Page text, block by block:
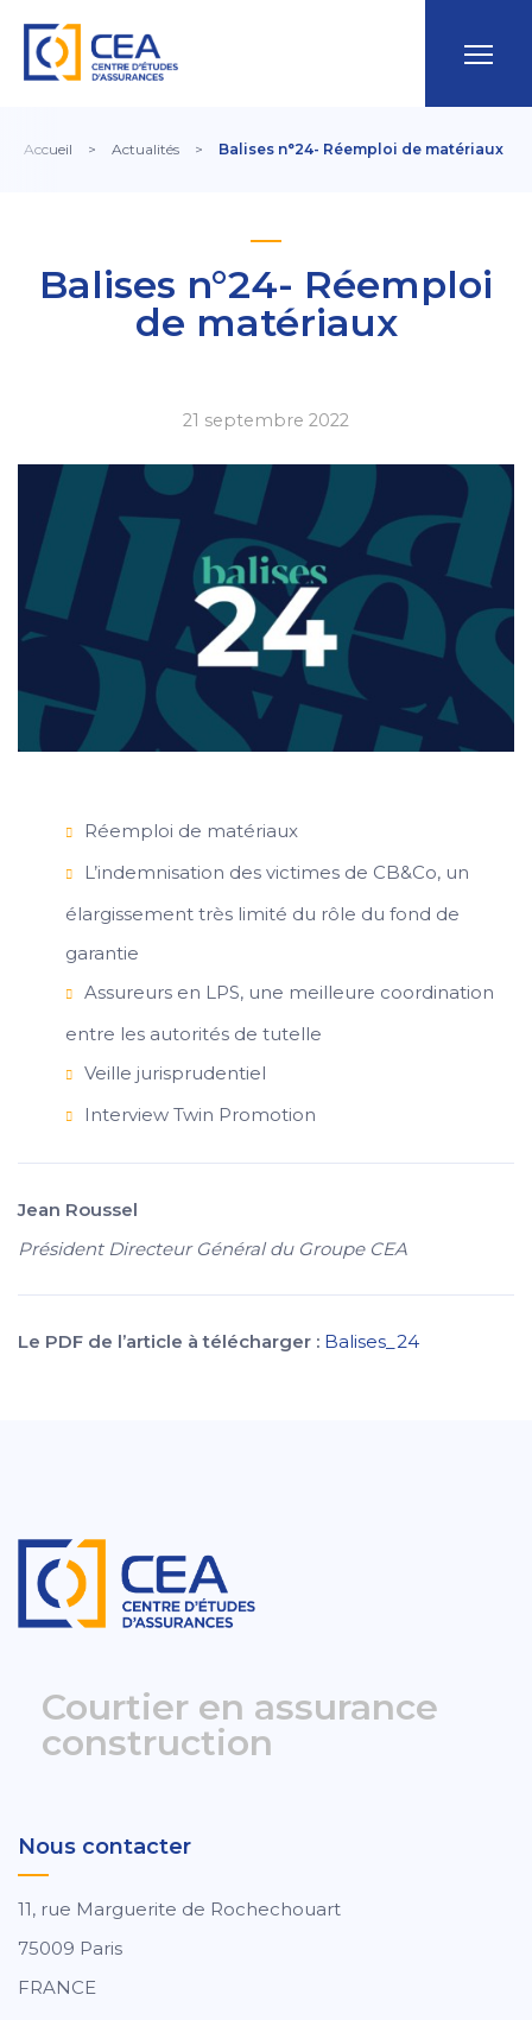
Accueil > Actualités > Balises n°24- Réemploi de matériaux
Balises n°24- Réemploi
de matériaux
21 septembre 2022
Réemploi de matériaux
L’indemnisation des victimes de CB&Co, un
élargissement très limité du rôle du fond de
garantie
Assureurs en LPS, une meilleure coordination
entre les autorités de tutelle
Veille jurisprudentiel
Interview Twin Promotion
Jean Roussel
Président Directeur Général du Groupe CEA
Le PDF de l’article à télécharger : Balises_24
Courtier en assurance
construction
Nous contacter
11, rue Marguerite de Rochechouart
75009 Paris
FRANCE